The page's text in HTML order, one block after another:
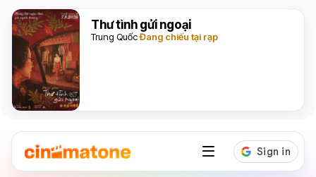
Thư tình gửi ngoại
Trung QuốcĐang chiếu tại rạp